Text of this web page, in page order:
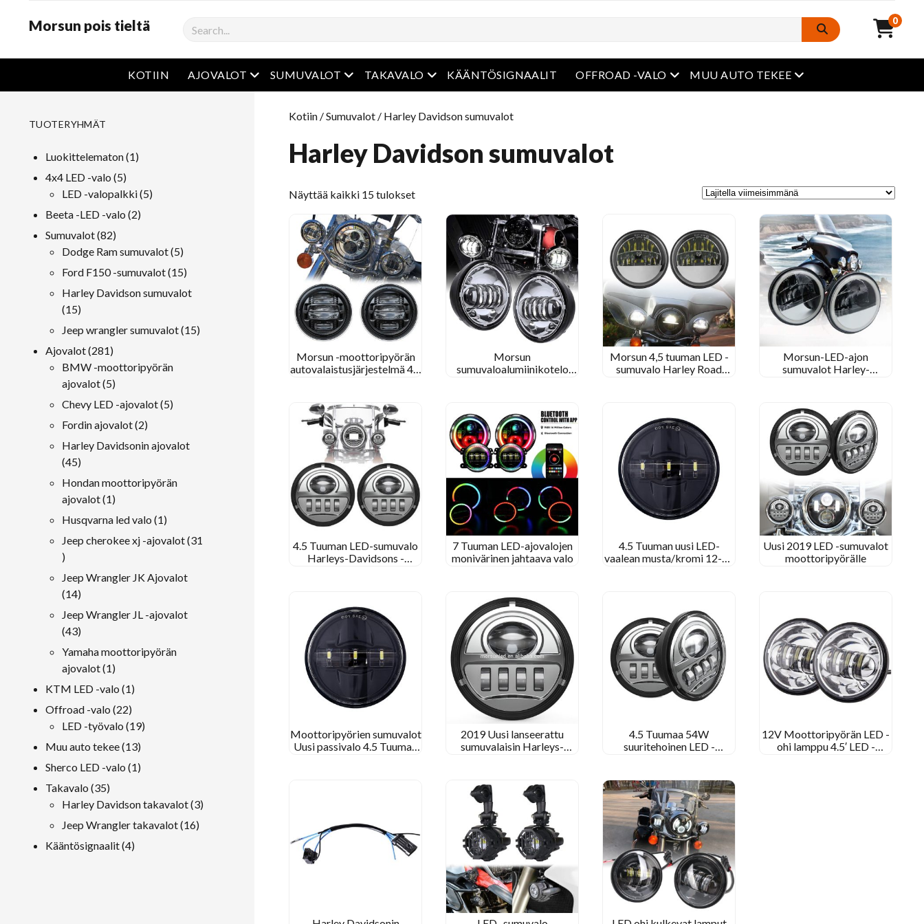
Morsun pois tieltä Haku 0
KOTIIN AJOVALOT avaa valikko
SUMUVALOT avaa valikko
TAKAVALO avaa valikko
KÄÄNTÖSIGNAALIT OFFROAD -VALO avaa valikko
MUU AUTO TEKEE avaa valikko
Kotiin /Sumuvalot / Harley Davidson sumuvalot
Harley Davidson sumuvalot
Näyttää kaikki 15 tuloksetLajiteltu
Morsun -moottoripyörän
autovalaistusjärjestelmä 4.5
Glide Ultra Classicille
Morsun
sumuvaloalumiinikotelo
Morsun 4,5 tuuman LED -
sumuvalo Harley Road
Morsun-LED-ajon
sumuvalot Harley-
4.5 Tuuman LED-sumuvalo
Harleys-Davidsons -
7 Tuuman LED-ajovalojen
monivärinen jahtaava valo
4.5 Tuuman uusi LED-
vaalean musta/kromi 12-24
Uusi 2019 LED -sumuvalot
moottoripyörälle
Moottoripyörien sumuvalot
Uusi passivalo 4.5 Tuuman
2019 Uusi lanseerattu
sumuvalaisin Harleys-
4.5 Tuumaa 54W
suuritehoinen LED -
12V Moottoripyörän LED -
ohi lamppu 4.5′ LED -
TUOTERYHMÄT
Luokittelematon 11
4x4 LED -valo 55
tuotteet
LED -valopalkki 55
Beeta -LED -valo 22
Sumuvalot 8282
tuotteet
Dodge Ram sumuvalot 55
tuotteet
Ford F150 -sumuvalot 1515
tuotteet
Harley Davidson sumuvalot
1515
Jeep wrangler sumuvalot 1515
Ajovalot 281281
tuotteet
BMW -moottoripyörän
ajovalot 55
tuotteet
Chevy LED -ajovalot 55
Fordin ajovalot 22
tuotteet
Harley Davidsonin ajovalot
4545
tuotteet
Hondan moottoripyörän
ajovalot 11
tuote
Husqvarna led valo 11
tuote
Jeep cherokee xj -ajovalot 31
31
tuotteet
Jeep Wrangler JK Ajovalot
1414
tuotteet
Jeep Wrangler JL -ajovalot
4343
tuotteet
Yamaha moottoripyörän
ajovalot 11
tuote
KTM LED -valo 11
tuote
Offroad -valo 2222
tuotteet
LED -työvalo 1919
Muu auto tekee 1313
tuotteet
Sherco LED -valo 11
Takavalo 3535
tuotteet
Harley Davidson takavalot 33
Jeep Wrangler takavalot 1616
Kääntösignaalit 44